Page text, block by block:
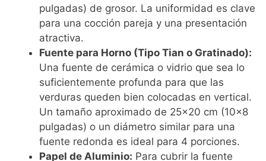
pulgadas) de grosor. La uniformidad es clave
para una cocción pareja y una presentación
atractiva.
Fuente para Horno (Tipo Tian o Gratinado):
Una fuente de cerámica o vidrio que sea lo
suficientemente profunda para que las
verduras queden bien colocadas en vertical.
Un tamaño aproximado de 25×20 cm (10×8
pulgadas) o un diámetro similar para una
fuente redonda es ideal para 4 porciones.
Papel de Aluminio: Para cubrir la fuente